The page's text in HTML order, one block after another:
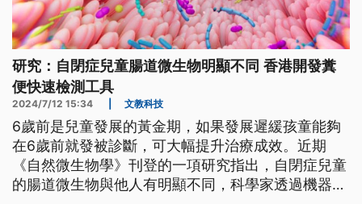
研究：自閉症兒童腸道微生物明顯不同 香港開發糞
便快速檢測工具
2024/7/12 15:34 文教科技
6歲前是兒童發展的黃金期，如果發展遲緩孩童能夠
在6歲前就發被診斷，可大幅提升治療成效。近期
《自然微生物學》刊登的一項研究指出，自閉症兒童
的腸道微生物與他人有明顯不同，科學家透過機器學